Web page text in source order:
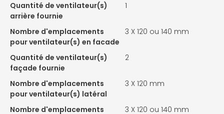
Quantité de ventilateur(s)
arrière fournie
1
Nombre d'emplacements
pour ventilateur(s) en facade
3 X 120 ou 140 mm
Quantité de ventilateur(s)
façade fournie
2
Nombre d'emplacements
pour ventilateur(s) latéral
3 X 120 mm
Nombre d'emplacements 3 X 120 ou 140 mm